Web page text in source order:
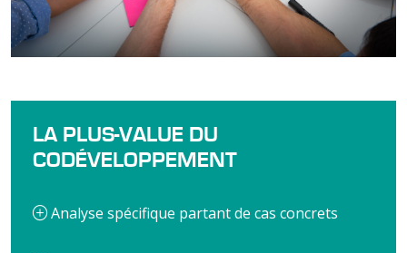
LA PLUS-VALUE DU
CODÉVELOPPEMENT
Analyse spécifique partant de cas concrets